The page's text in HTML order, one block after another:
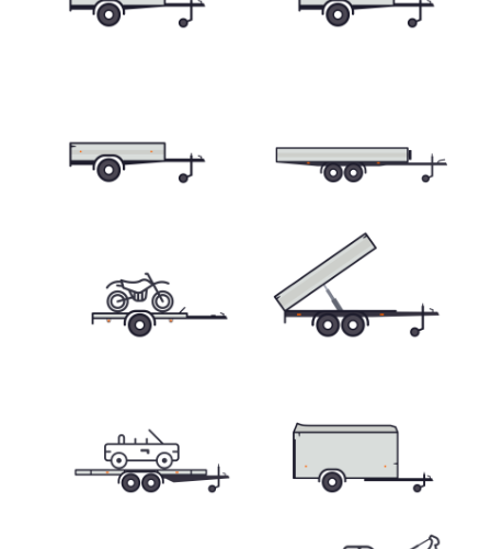
Skříňové přívěsy